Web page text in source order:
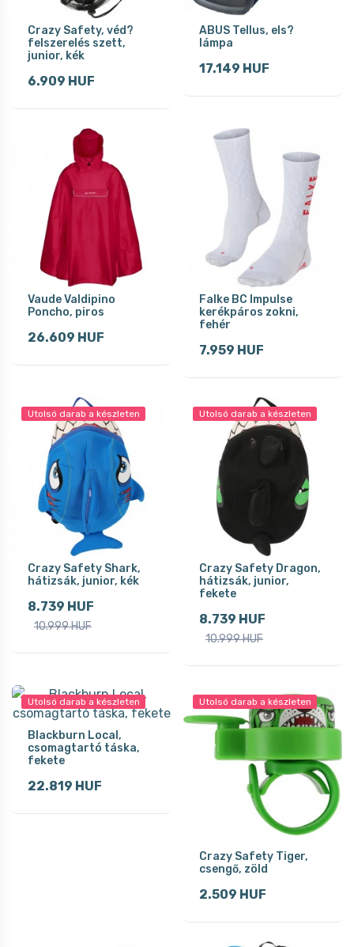
Crazy Safety, véd?
felszerelés szett,
junior, kék
6.909 HUF
ABUS Tellus, els?
lámpa
17.149 HUF
Vaude Valdipino
Poncho, piros
26.609 HUF
Falke BC Impulse
kerékpáros zokni,
fehér
7.959 HUF
Utolsó darab a készleten
Crazy Safety Shark,
hátizsák, junior, kék
8.739 HUF
10.999 HUF
Utolsó darab a készleten
Crazy Safety Dragon,
hátizsák, junior,
fekete
8.739 HUF
10.999 HUF
Utolsó darab a készleten
Blackburn Local,
csomagtartó táska,
fekete
22.819 HUF
Utolsó darab a készleten
Crazy Safety Tiger,
csengő, zöld
2.509 HUF